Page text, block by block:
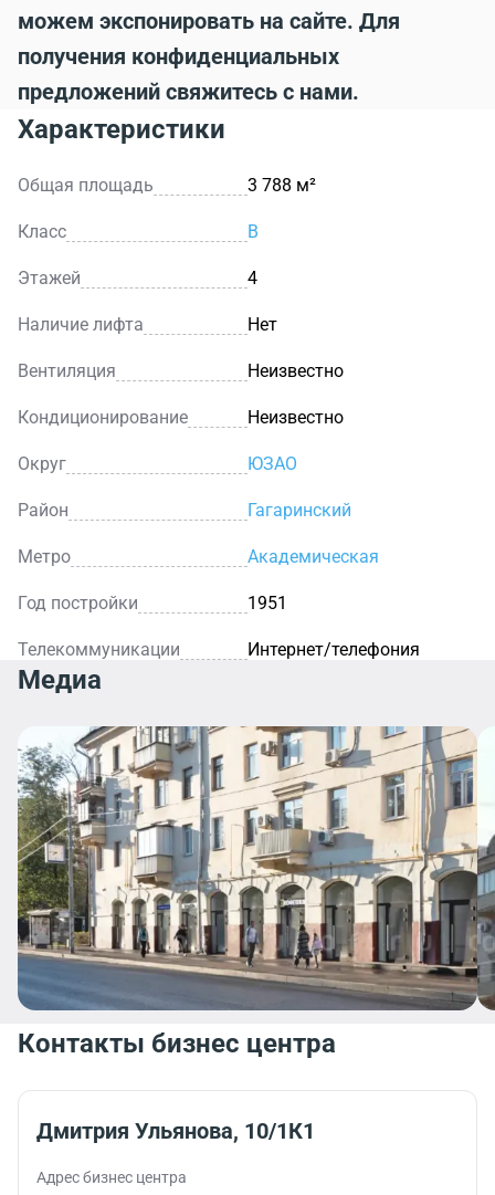
можем экспонировать на сайте. Для
получения конфиденциальных
предложений свяжитесь с нами.
Характеристики
Общая площадь 3 788 м²
Класс B
Этажей 4
Наличие лифта Нет
Вентиляция Неизвестно
Кондиционирование Неизвестно
Округ ЮЗАО
Район Гагаринский
Метро Академическая
Год постройки 1951
Телекоммуникации Интернет/телефония
Медиа
Контакты бизнес центра
Дмитрия Ульянова, 10/1К1
Адрес бизнес центра